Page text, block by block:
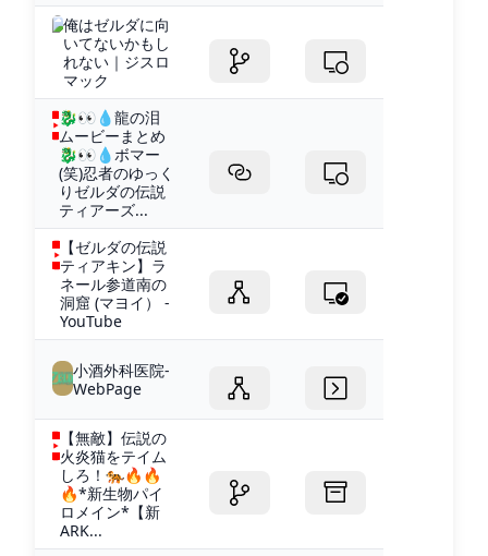
俺はゼルダに向
いてないかもし
れない｜ジスロ
マック
🐉👀💧龍の泪
ムービーまとめ
🐉👀💧ボマー
(笑)忍者のゆっく
りゼルダの伝説
ティアーズ...
【ゼルダの伝説
ティアキン】ラ
ネール参道南の
洞窟 (マヨイ） -
YouTube
小酒外科医院-
WebPage
【無敵】伝説の
火炎猫をテイム
しろ！🐅🔥🔥
🔥*新生物パイ
ロメイン*【新
ARK...